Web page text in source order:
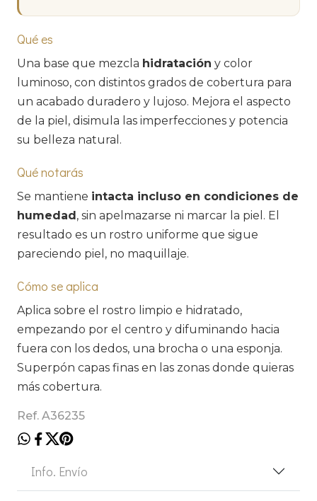
Qué es
Una base que mezcla hidratación y color
luminoso, con distintos grados de cobertura para
un acabado duradero y lujoso. Mejora el aspecto
de la piel, disimula las imperfecciones y potencia
su belleza natural.
Qué notarás
Se mantiene intacta incluso en condiciones de
humedad, sin apelmazarse ni marcar la piel. El
resultado es un rostro uniforme que sigue
pareciendo piel, no maquillaje.
Cómo se aplica
Aplica sobre el rostro limpio e hidratado,
empezando por el centro y difuminando hacia
fuera con los dedos, una brocha o una esponja.
Superpón capas finas en las zonas donde quieras
más cobertura.
Ref. A36235
Info. Envío